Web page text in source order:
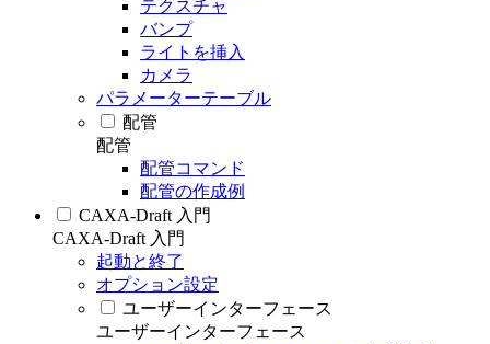
テクスチャ
バンプ
ライトを挿入
カメラ
パラメーターテーブル
配管
配管
配管コマンド
配管の作成例
CAXA-Draft 入門
CAXA-Draft 入門
起動と終了
オプション設定
ユーザーインターフェース
ユーザーインターフェース